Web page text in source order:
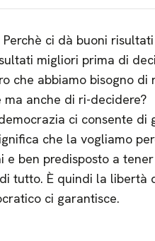
ci dà buoni
migliori prima di
che abbiamo bisogno di
anche di ri-decidere?
ci consente di
che la vogliamo
ben predisposto a
tutto. È quindi la libertà
ci garantisce.